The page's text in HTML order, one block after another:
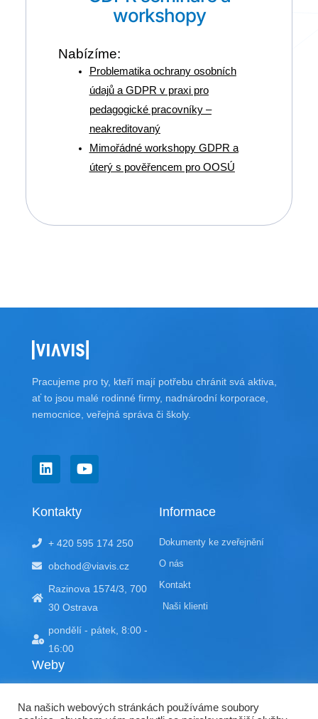
workshopy
Nabízíme:
Problematika ochrany osobních
údajů a GDPR v praxi pro
pedagogické pracovníky –
neakreditovaný
Mimořádné workshopy GDPR a
úterý s pověřencem pro OOSÚ
Pracujeme pro ty, kteří mají potřebu chránit svá aktiva,
ať to jsou malé rodinné firmy, nadnárodní korporace,
nemocnice, veřejná správa či školy.
L
i
e
n
Y
o
e
Kontakty
+ 420 595 174 250
obchod@viavis.cz
Razinova 1574/3, 700
30 Ostrava
pondělí - pátek, 8:00 -
16:00
Informace
Dokumenty ke zveřejnění
O nás
Kontakt
Naši klienti
Weby
doracompliant.cz
Na našich webových stránkách používáme soubory